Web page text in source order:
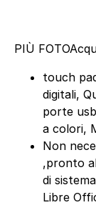
PIÙ FOTO
touch
digitali,
porte
a colori,
Non
,pronto
di
Libre